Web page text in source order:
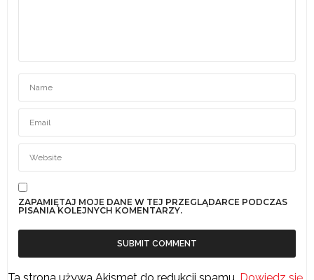
ZAPAMIĘTAJ MOJE DANE W TEJ PRZEGLĄDARCE PODCZAS
PISANIA KOLEJNYCH KOMENTARZY.
Ta strona używa Akismet do redukcji spamu. Dowiedz się,